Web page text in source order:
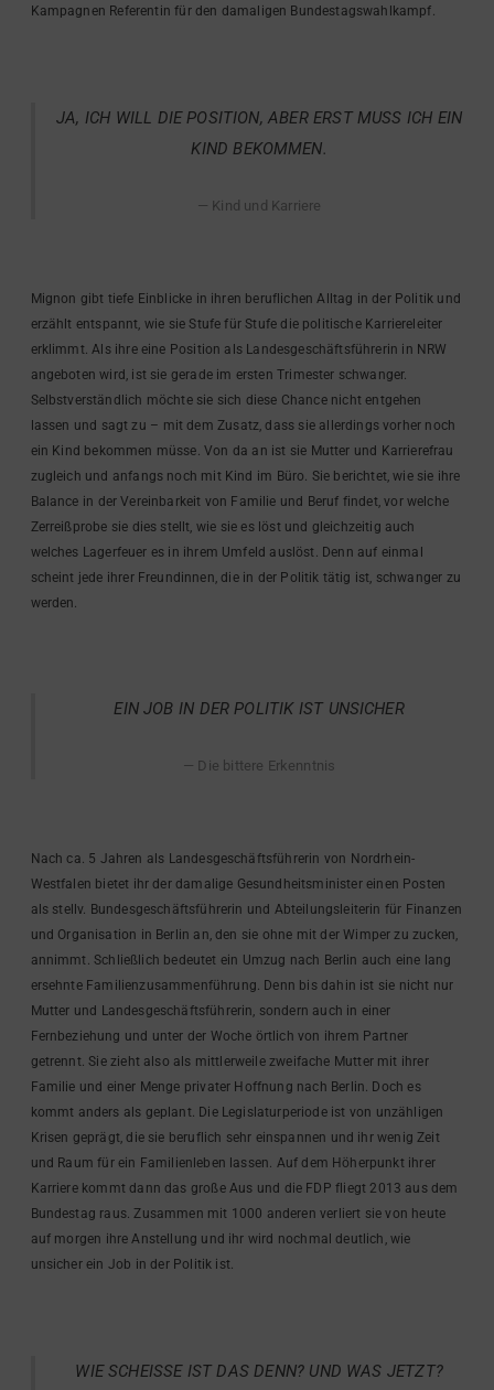
Kampagnen Referentin für den damaligen Bundestagswahlkampf.
JA, ICH WILL DIE POSITION, ABER ERST MUSS ICH EIN
KIND BEKOMMEN.
Kind und Karriere
Mignon gibt tiefe Einblicke in ihren beruflichen Alltag in der Politik und
erzählt entspannt, wie sie Stufe für Stufe die politische Karriereleiter
erklimmt. Als ihre eine Position als Landesgeschäftsführerin in NRW
angeboten wird, ist sie gerade im ersten Trimester schwanger.
Selbstverständlich möchte sie sich diese Chance nicht entgehen
lassen und sagt zu – mit dem Zusatz, dass sie allerdings vorher noch
ein Kind bekommen müsse. Von da an ist sie Mutter und Karrierefrau
zugleich und anfangs noch mit Kind im Büro. Sie berichtet, wie sie ihre
Balance in der Vereinbarkeit von Familie und Beruf findet, vor welche
Zerreißprobe sie dies stellt, wie sie es löst und gleichzeitig auch
welches Lagerfeuer es in ihrem Umfeld auslöst. Denn auf einmal
scheint jede ihrer Freundinnen, die in der Politik tätig ist, schwanger zu
werden.
EIN JOB IN DER POLITIK IST UNSICHER
Die bittere Erkenntnis
Nach ca. 5 Jahren als Landesgeschäftsführerin von Nordrhein-
Westfalen bietet ihr der damalige Gesundheitsminister einen Posten
als stellv. Bundesgeschäftsführerin und Abteilungsleiterin für Finanzen
und Organisation in Berlin an, den sie ohne mit der Wimper zu zucken,
annimmt. Schließlich bedeutet ein Umzug nach Berlin auch eine lang
ersehnte Familienzusammenführung. Denn bis dahin ist sie nicht nur
Mutter und Landesgeschäftsführerin, sondern auch in einer
Fernbeziehung und unter der Woche örtlich von ihrem Partner
getrennt. Sie zieht also als mittlerweile zweifache Mutter mit ihrer
Familie und einer Menge privater Hoffnung nach Berlin. Doch es
kommt anders als geplant. Die Legislaturperiode ist von unzähligen
Krisen geprägt, die sie beruflich sehr einspannen und ihr wenig Zeit
und Raum für ein Familienleben lassen. Auf dem Höherpunkt ihrer
Karriere kommt dann das große Aus und die FDP fliegt 2013 aus dem
Bundestag raus. Zusammen mit 1000 anderen verliert sie von heute
auf morgen ihre Anstellung und ihr wird nochmal deutlich, wie
unsicher ein Job in der Politik ist.
WIE SCHEISSE IST DAS DENN? UND WAS JETZT?